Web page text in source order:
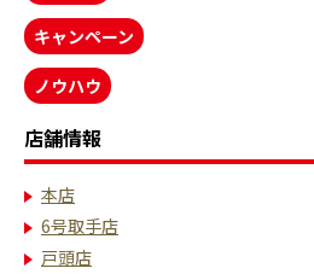
キャンペーン
ノウハウ
店舗情報
本店
6号取手店
戸頭店